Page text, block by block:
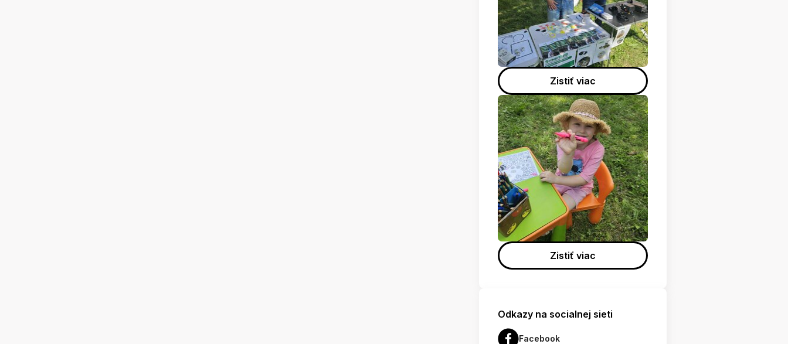
Zistiť viac
Zistiť viac
Odkazy na socialnej sieti
Facebook